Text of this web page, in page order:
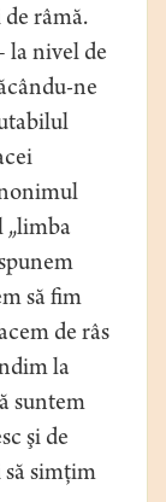
râmă.
la nivel de
ne
„limba
să fim
de râs
la
suntem
şi de
să simţim